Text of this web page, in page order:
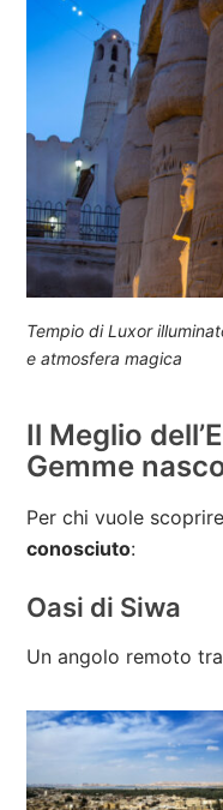
Tempio di Luxor
e atmosfera magica
Il Meglio
Gemme
Per chi vuole scoprire
conosciuto:
Oasi di Siwa
Un angolo remoto